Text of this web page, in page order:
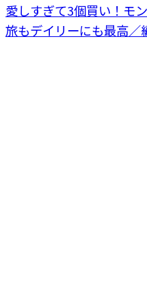
愛しすぎて3個買い！モ
旅もデイリーにも最高／